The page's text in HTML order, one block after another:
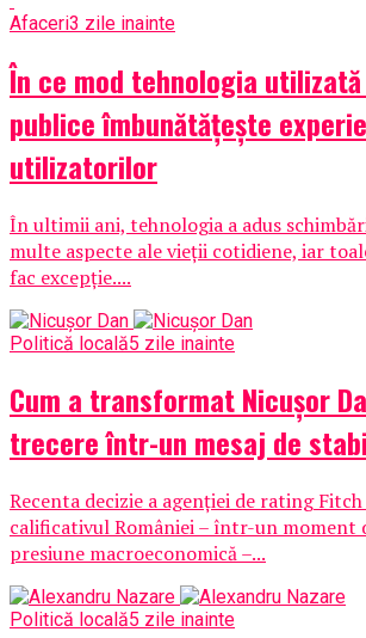
Afaceri3 zile inainte
În ce mod tehnologia
publice îmbunătățește
utilizatorilor
În ultimii ani, tehnologia a adus
multe aspecte ale vieții cotidiene, iar
fac excepție....
Politică locală5 zile inainte
Cum a transformat Nicușor
trecere într-un mesaj de
Recenta decizie a agenției de rating
calificativul României – într-un moment
presiune macroeconomică –...
Politică locală5 zile inainte